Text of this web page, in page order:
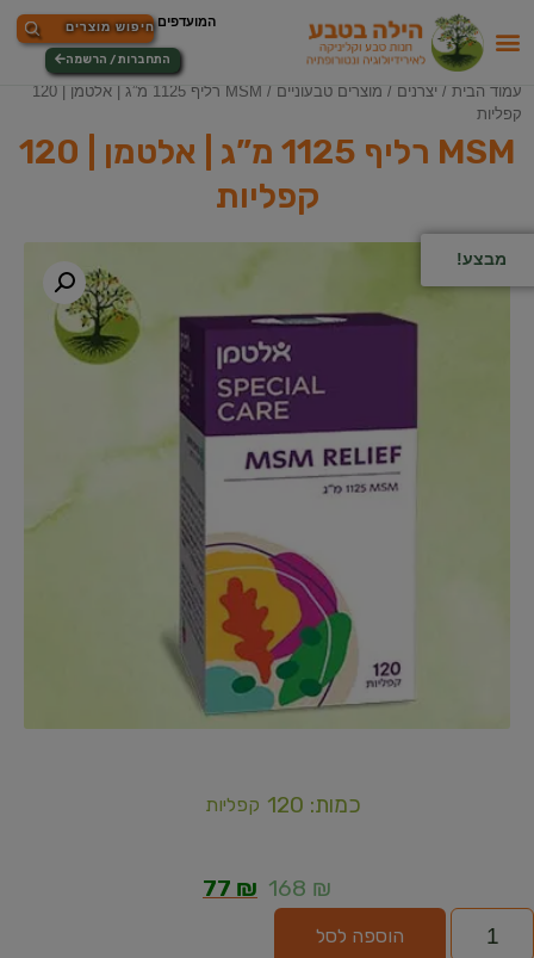
התחברות / הרשמה
עמוד הבית / יצרנים / מוצרים טבעוניים
/ MSM רליף 1125 מ”ג | אלטמן | 120
קפליות
MSM רליף 1125 מ”ג | אלטמן | 120
קפליות
מבצע!
כמות: 120 קפליות
168 ₪
77 ₪
הוספה לסל